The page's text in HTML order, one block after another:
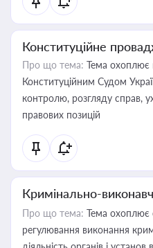
Конституційне
Про що тема: Тема охоплює
Конституційним Судом
контролю, розгляду справ,
правових позицій
Кримінально-
Про що тема: Тема охоплює
регулювання виконання